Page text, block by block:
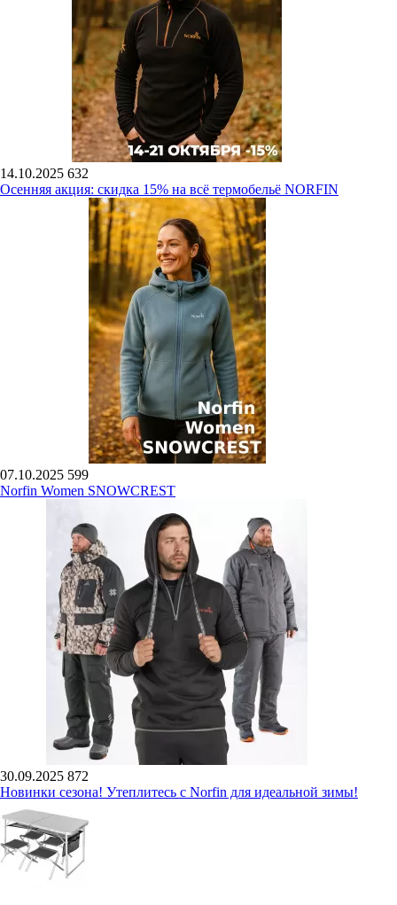
14.10.2025 632
Осенняя акция: скидка 15% на всё термобельё NORFIN
07.10.2025 599
Norfin Women SNOWCREST
30.09.2025 872
Новинки сезона! Утеплитесь с Norfin для идеальной зимы!